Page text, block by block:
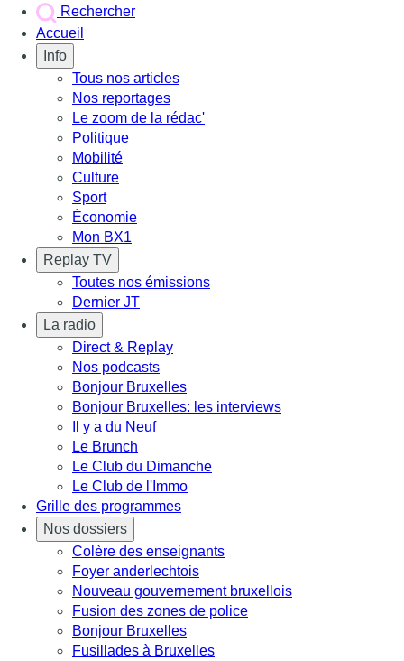
Rechercher
Accueil
Info
Tous nos articles
Nos reportages
Le zoom de la rédac'
Politique
Mobilité
Culture
Sport
Économie
Mon BX1
Replay TV
Toutes nos émissions
Dernier JT
La radio
Direct & Replay
Nos podcasts
Bonjour Bruxelles
Bonjour Bruxelles: les interviews
Il y a du Neuf
Le Brunch
Le Club du Dimanche
Le Club de l'Immo
Grille des programmes
Nos dossiers
Colère des enseignants
Foyer anderlechtois
Nouveau gouvernement bruxellois
Fusion des zones de police
Bonjour Bruxelles
Fusillades à Bruxelles